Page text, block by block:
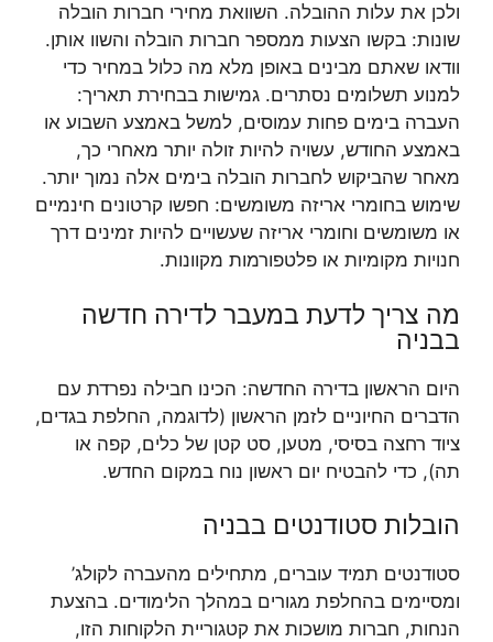
ולכן את עלות ההובלה. השוואת מחירי חברות הובלה
שונות: בקשו הצעות ממספר חברות הובלה והשוו אותן.
וודאו שאתם מבינים באופן מלא מה כלול במחיר כדי
למנוע תשלומים נסתרים. גמישות בבחירת תאריך:
העברה בימים פחות עמוסים, למשל באמצע השבוע או
באמצע החודש, עשויה להיות זולה יותר מאחרי כך,
מאחר שהביקוש לחברות הובלה בימים אלה נמוך יותר.
שימוש בחומרי אריזה משומשים: חפשו קרטונים חינמיים
או משומשים וחומרי אריזה שעשויים להיות זמינים דרך
חנויות מקומיות או פלטפורמות מקוונות.
מה צריך לדעת במעבר לדירה חדשה
בבניה
היום הראשון בדירה החדשה: הכינו חבילה נפרדת עם
הדברים החיוניים לזמן הראשון (לדוגמה, החלפת בגדים,
ציוד רחצה בסיסי, מטען, סט קטן של כלים, קפה או
תה), כדי להבטיח יום ראשון נוח במקום החדש.
הובלות סטודנטים בבניה
סטודנטים תמיד עוברים, מתחילים מהעברה לקולג’
ומסיימים בהחלפת מגורים במהלך הלימודים. בהצעת
הנחות, חברות מושכות את קטגוריית הלקוחות הזו,